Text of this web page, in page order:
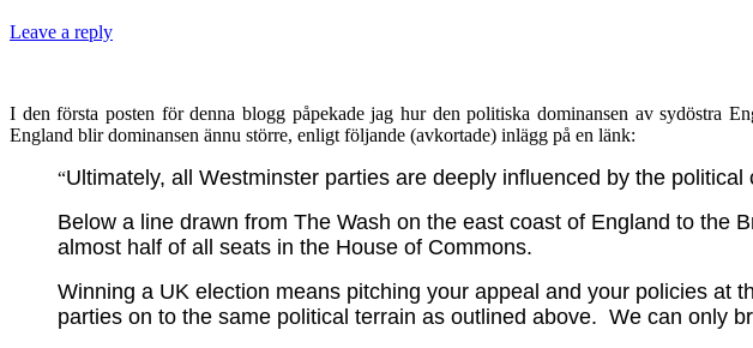
Leave a reply
I den första posten för denna blogg påpekade jag hur den politiska dominansen av sydöstra
England blir dominansen ännu större, enligt följande (avkortade) inlägg på en länk:
“Ultimately, all Westminster parties are deeply influenced by the
Below a line drawn from The Wash on the east coast of England to the
almost half of all seats in the House of Commons.
Winning a UK election means pitching your appeal and your policies
parties on to the same political terrain as outlined above. We can only